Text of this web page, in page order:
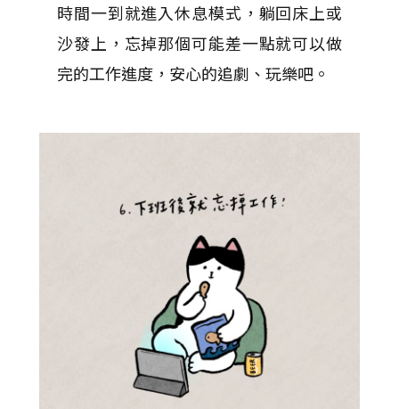
時間一到就進入休息模式，躺回床上或
沙發上，忘掉那個可能差一點就可以做
完的工作進度，安心的追劇、玩樂吧。